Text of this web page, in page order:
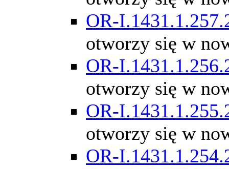
OR-
otworzy się w
OR-
otworzy się w
OR-
otworzy się w
OR-